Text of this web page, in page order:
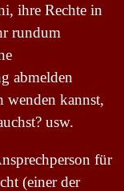
ihre Rechte in
rundum
abmelden
wenden kannst,
usw.
für
(einer der